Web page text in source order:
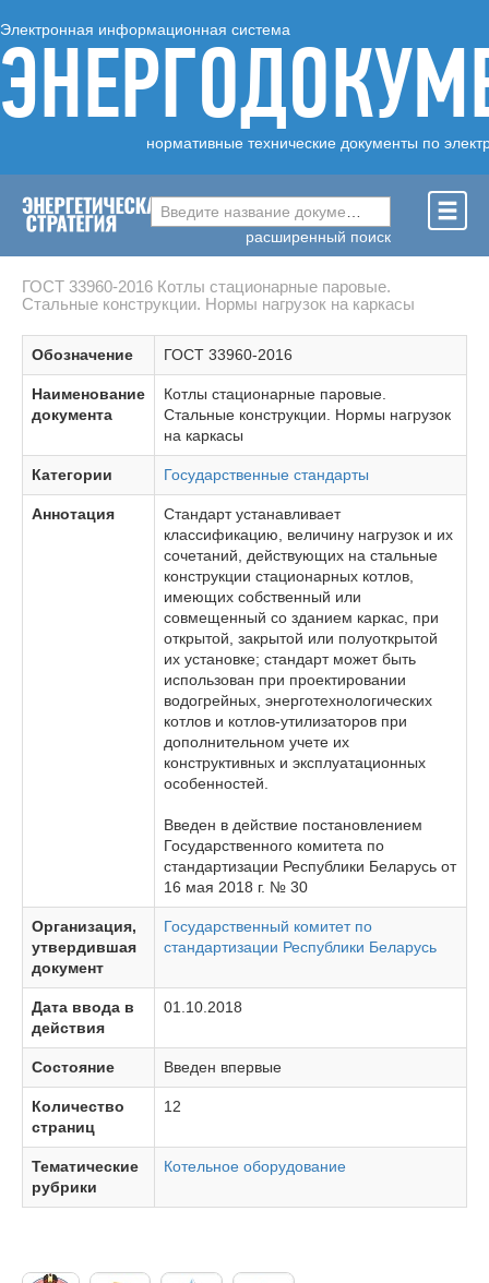
Электронная информационная система
нормативные технические документы по
Введите название документа ...
расширенный поиск
ГОСТ 33960-2016 Котлы стационарные паровые.
Стальные конструкции. Нормы нагрузок на каркасы
Обозначение ГОСТ 33960-2016
Наименование
документа
Котлы стационарные паровые.
Стальные конструкции. Нормы нагрузок
на каркасы
Категории Государственные стандарты
Аннотация
Стандарт устанавливает
классификацию, величину нагрузок и их
сочетаний, действующих на стальные
конструкции стационарных котлов,
имеющих собственный или
совмещенный со зданием каркас, при
открытой, закрытой или полуоткрытой
их установке; стандарт может быть
использован при проектировании
водогрейных, энерготехнологических
котлов и котлов-утилизаторов при
дополнительном учете их
конструктивных и эксплуатационных
особенностей.
Введен в действие постановлением
Государственного комитета по
стандартизации Республики Беларусь от
16 мая 2018 г. № 30
Организация,
утвердившая
документ
Государственный комитет по
стандартизации Республики Беларусь
Дата ввода в
действия
01.10.2018
Состояние Введен впервые
Количество
страниц
12
Тематические
рубрики
Котельное оборудование